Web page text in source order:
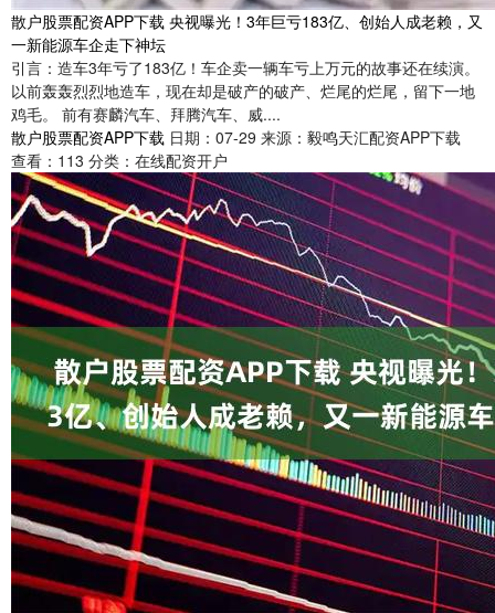
散户股票配资APP下载 央视曝光！3年巨亏183亿、创始人成老赖，又
一新能源车企走下神坛
引言：造车3年亏了183亿！车企卖一辆车亏上万元的故事还在续演。
以前轰轰烈烈地造车，现在却是破产的破产、烂尾的烂尾，留下一地
鸡毛。 前有赛麟汽车、拜腾汽车、威....
散户股票配资APP下载 日期：07-29 来源：毅鸣天汇配资APP下载
查看： 113 分类： 在线配资开户